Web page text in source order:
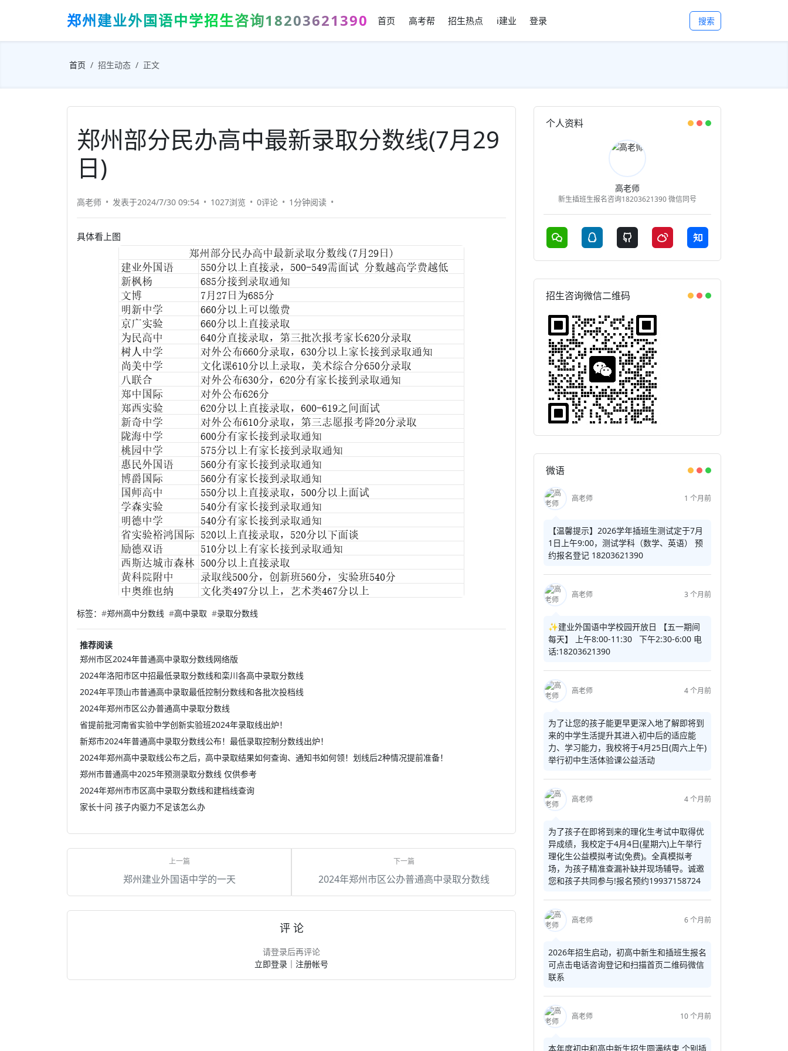
郑州建业外国语中学招生咨询18203621390 首页 高考帮 招生热点 i建业 登录 搜索
首页 招生动态 正文
郑州部分民办高中最新录取分数线(7月29
日)
高老师 发表于2024/7/30 09:54 1027浏览 0评论 1分钟阅读
具体看上图
标签： #郑州高中分数线 #高中录取 #录取分数线
推荐阅读
郑州市区2024年普通高中录取分数线网络版
2024年洛阳市区中招最低录取分数线和栾川各高中录取分数线
2024年平顶山市普通高中录取最低控制分数线和各批次投档线
2024年郑州市区公办普通高中录取分数线
省提前批河南省实验中学创新实验班2024年录取线出炉！
新郑市2024年普通高中录取分数线公布！最低录取控制分数线出炉！
2024年郑州高中录取线公布之后，高中录取结果如何查询、通知书如何领！划线后2种情况提前准备！
郑州市普通高中2025年预测录取分数线 仅供参考
2024年郑州市市区高中录取分数线和建档线查询
家长十问 孩子内驱力不足该怎么办
郑州建业外国语中学的一天 2024年郑州市区公办普通高中录取分数线
评 论
请登录后再评论
立即登录 ｜ 注册帐号
个人资料
高老师
新生插班生报名咨询18203621390 微信同号
招生咨询微信二维码
微语
高老师 1 个月前
【温馨提示】2026学年插班生测试定于7月
1日上午9:00，测试学科（数学、英语） 预
约报名登记 18203621390
高老师 3 个月前
✨建业外国语中学校园开放日 【五一期间
每天】 上午8:00-11:30 下午2:30-6:00 电
话:18203621390
高老师 4 个月前
为了让您的孩子能更早更深入地了解即将到
来的中学生活提升其进入初中后的适应能
力、学习能力，我校将于4月25日(周六上午)
举行初中生活体验课公益活动
高老师 4 个月前
为了孩子在即将到来的理化生考试中取得优
异成绩，我校定于4月4日(星期六)上午举行
理化生公益模拟考试(免费)。全真模拟考
场，为孩子精准查漏补缺并现场辅导。诚邀
您和孩子共同参与!报名预约19937158724
高老师 6 个月前
2026年招生启动，初高中新生和插班生报名
可点击电话咨询登记和扫描首页二维码微信
联系
高老师 10 个月前
本年度初中和高中新生招生圆满结束 个别插